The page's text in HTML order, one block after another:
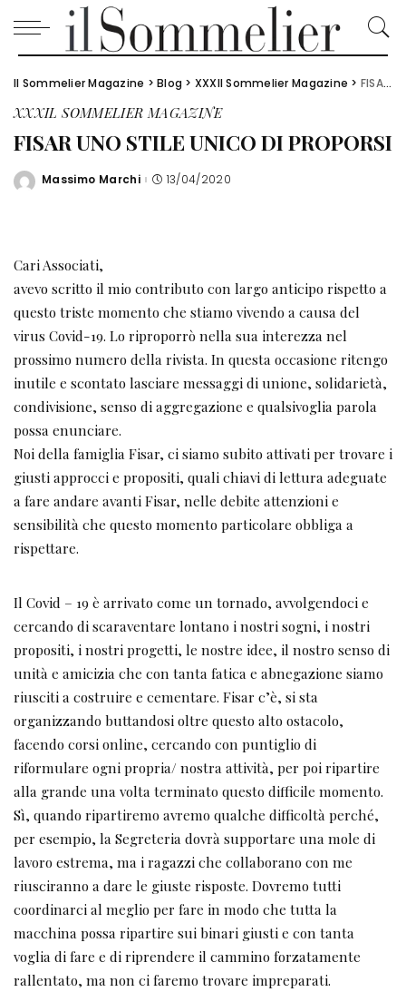
Il Sommelier Magazine >Blog > XXXIl Sommelier Magazine > FISAR UNO STILE UNICO DI PROPORSI
XXXIL SOMMELIER MAGAZINE
FISAR UNO STILE UNICO DI PROPORSI
Posted
Massimo Marchi 13/04/2020
Cari Associati,
avevo scritto il mio contributo con largo anticipo rispetto a
questo triste momento che stiamo vivendo a causa del
virus Covid-19. Lo riproporrò nella sua interezza nel
prossimo numero della rivista. In questa occasione ritengo
inutile e scontato lasciare messaggi di unione, solidarietà,
condivisione, senso di aggregazione e qualsivoglia parola
possa enunciare.
Noi della famiglia Fisar, ci siamo subito attivati per trovare i
giusti approcci e propositi, quali chiavi di lettura adeguate
a fare andare avanti Fisar, nelle debite attenzioni e
sensibilità che questo momento particolare obbliga a
rispettare.
Il Covid – 19 è arrivato come un tornado, avvolgendoci e
cercando di scaraventare lontano i nostri sogni, i nostri
propositi, i nostri progetti, le nostre idee, il nostro senso di
unità e amicizia che con tanta fatica e abnegazione siamo
riusciti a costruire e cementare. Fisar c’è, si sta
organizzando buttandosi oltre questo alto ostacolo,
facendo corsi online, cercando con puntiglio di
riformulare ogni propria/ nostra attività, per poi ripartire
alla grande una volta terminato questo difficile momento.
Sì, quando ripartiremo avremo qualche difficoltà perché,
per esempio, la Segreteria dovrà supportare una mole di
lavoro estrema, ma i ragazzi che collaborano con me
riusciranno a dare le giuste risposte. Dovremo tutti
coordinarci al meglio per fare in modo che tutta la
macchina possa ripartire sui binari giusti e con tanta
voglia di fare e di riprendere il cammino forzatamente
rallentato, ma non ci faremo trovare impreparati.